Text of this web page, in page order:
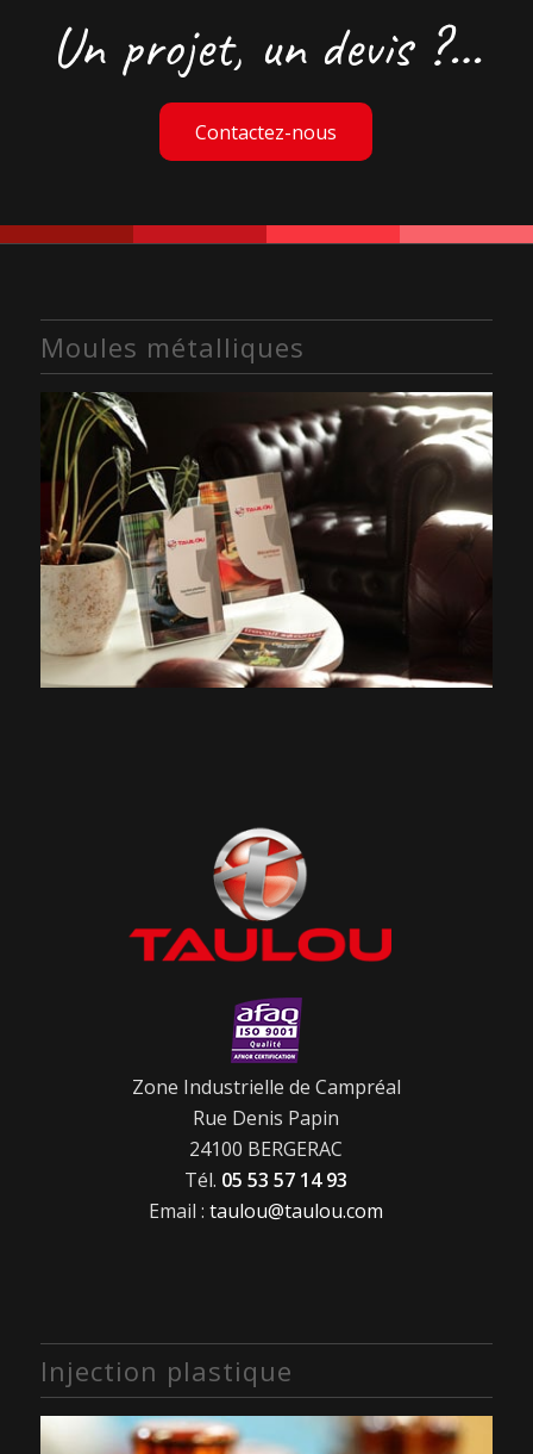
Un projet, un devis ?…
Contactez-nous
Moules métalliques
Zone Industrielle de Campréal
Rue Denis Papin
24100 BERGERAC
Tél. 05 53 57 14 93
Email :taulou@taulou.com
Injection plastique